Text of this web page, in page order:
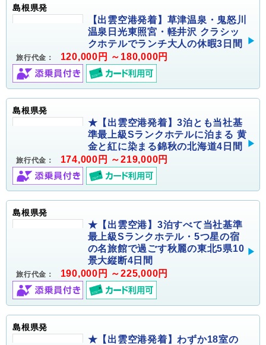
島根県発
【出雲空港発着】草津温泉・鬼怒川
温泉日光東照宮・軽井沢 クラシッ
クホテルでランチ大人の休暇3日間
旅行代金： 120,000円 ～180,000円
島根県発
★【出雲空港発着】3泊とも当社基
準最上級Sランクホテルに泊まる 黄
金と紅に染まる錦秋の北海道4日間
旅行代金： 174,000円 ～219,000円
島根県発
★【出雲空港】3泊すべて当社基準
最上級Sランクホテル・5つ星の宿
の名旅館で過ごす秋麗の東北5県10
景大縦断4日間
旅行代金： 190,000円 ～225,000円
島根県発
★【出雲空港発着】わずか18室の